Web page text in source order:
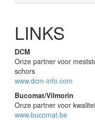
LINKS
DCM
Onze partner voor
schors
www.dcm-info.com
Bucomat/Vilmorin
Onze partner voor
www.bucomat.be